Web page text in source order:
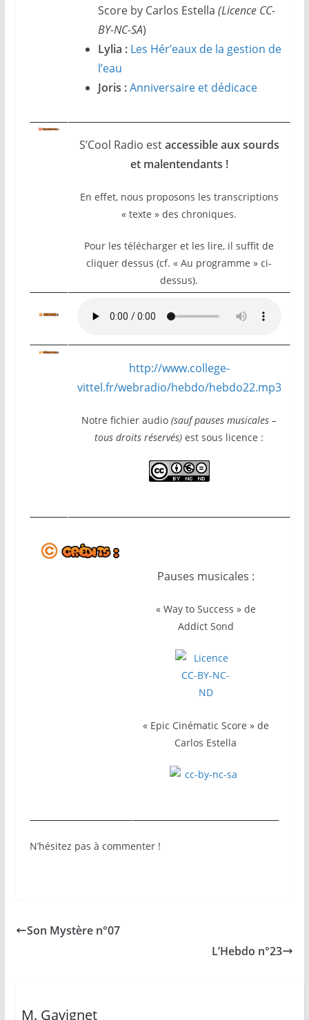
Score by Carlos Estella (Licence CC-
BY-NC-SA)
Lylia : Les Hér’eaux de la gestion de
l’eau
Joris :Anniversaire et dédicace
S’Cool Radio estaccessible aux sourds
et malentendants !
En effet, nous proposons les transcriptions
« texte » des chroniques.
Pour les télécharger et les lire, il suffit de
cliquer dessus (cf. « Au programme » ci-
dessus).
http://www.college-
vittel.fr/webradio/hebdo/hebdo22.mp3
Notre fichier audio(sauf pauses musicales –
tous droits réservés) est sous licence :
Pauses musicales :
« Way to Success » de
Addict Sond
« Epic Cinématic Score » de
Carlos Estella
N’hésitez pas à commenter !
Son Mystère n°07
L’Hebdo n°23
M. Gavignet